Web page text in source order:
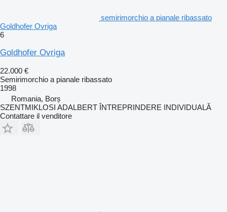
semirimorchio a pianale ribassato
Goldhofer Ovriga
6
Goldhofer Ovriga
22.000 €
Semirimorchio a pianale ribassato
1998
Romania, Borș
SZENTMIKLOSI ADALBERT ÎNTREPRINDERE INDIVIDUALĂ
Contattare il venditore